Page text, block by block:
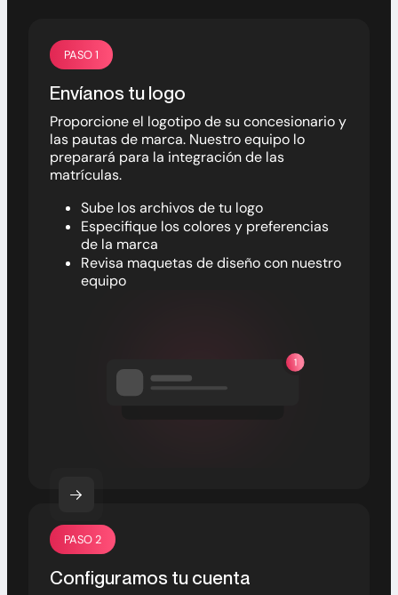
PASO 1
Envíanos tu logo
Proporcione el logotipo de su concesionario y
las pautas de marca. Nuestro equipo lo
preparará para la integración de las
matrículas.
Sube los archivos de tu logo
Especifique los colores y preferencias
de la marca
Revisa maquetas de diseño con nuestro
equipo
PASO 2
Configuramos tu cuenta